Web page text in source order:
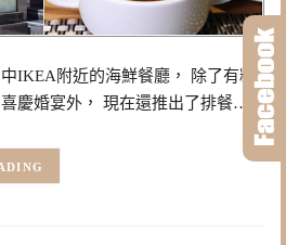
IKEA附近的海鮮餐廳， 除了有精
慶婚宴外， 現在還推出了排餐…